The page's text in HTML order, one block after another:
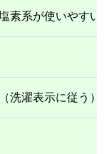
素系が使いやすい
洗濯表示に従う）